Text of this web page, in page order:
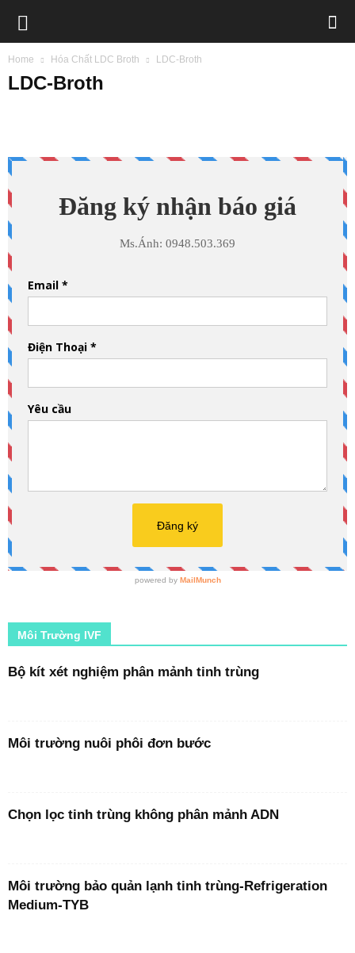
BIMETECH
Home Hóa Chất LDC Broth LDC-Broth
LDC-Broth
Môi Trường IVF
Bộ kít xét nghiệm phân mảnh tinh trùng
Môi trường nuôi phôi đơn bước
Chọn lọc tinh trùng không phân mảnh ADN
Môi trường bảo quản lạnh tinh trùng-Refrigeration
Medium-TYB